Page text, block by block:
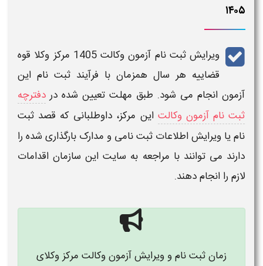
۱۴۰۵
ویرایش ثبت نام آزمون وکالت 1405 مرکز وکلا قوه
قضاییه هر سال همزمان با فرآیند ثبت نام این
آزمون انجام می شود. طبق مهلت تعیین شده در دفترچه
ثبت نام آزمون وکالت این مرکز، داوطلبانی که قصد ثبت
نام یا ویرایش اطلاعات ثبت نامی و مدارک بارگذاری شده را
دارند می توانند با مراجعه به سایت این سازمان اقدامات
لازم را انجام دهند.
زمان ثبت نام و ویرایش آزمون وکالت مرکز وکلای